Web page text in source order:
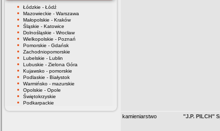
Łódzkie - Łódź
Mazowieckie - Warszawa
Małopolskie - Kraków
Śląskie - Katowice
Dolnośląskie - Wrocław
Wielkopolskie - Poznań
Pomorskie - Gdańsk
Zachodniopomorskie
Lubelskie - Lublin
Lubuskie - Zielona Góra
Kujawsko - pomorskie
Podlaskie - Białystok
Warmińsko - mazurskie
Opolskie - Opole
Świętokrzyskie
Podkarpackie
kamieniarstwo "J.P. PILCH"